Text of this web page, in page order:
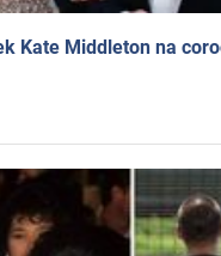
Kate Middleton na